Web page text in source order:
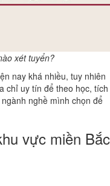
xét tuyển?
nay khá nhiều, tuy nhiên
chỉ uy tín để theo học, tích
nghề mình chọn để
vực miền Bắc